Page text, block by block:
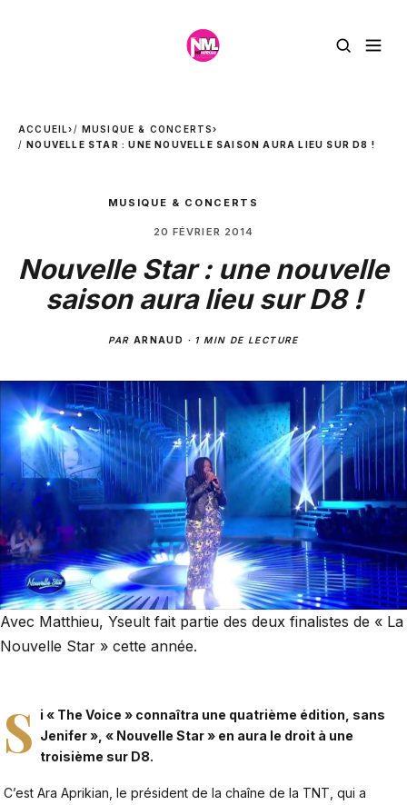
ACCUEIL› MUSIQUE & CONCERTS›
NOUVELLE STAR : UNE NOUVELLE SAISON AURA LIEU SUR D8 !
MUSIQUE & CONCERTS
20 FÉVRIER 2014
Nouvelle Star : une nouvelle
saison aura lieu sur D8 !
PAR ARNAUD · 1 MIN DE LECTURE
Avec Matthieu, Yseult fait partie des deux finalistes de « La
Nouvelle Star » cette année.
S i « The Voice » connaîtra une quatrième édition, sans
Jenifer » , « Nouvelle Star » en aura le droit à une
troisième sur D8.
C’est Ara Aprikian, le président de la chaîne de la TNT, qui a